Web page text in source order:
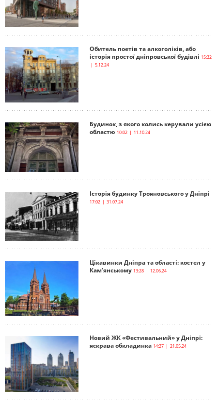
Обитель поетів та алкоголіків, або
історія простої дніпровської будівлі 15:32
| 5.12.24
Будинок, з якого колись керували усією
областю 10:02 | 11.10.24
Історія будинку Трояновського у Дніпрі
17:02 | 31.07.24
Цікавинки Дніпра та області: костел у
Кам’янському 13:28 | 12.06.24
Новий ЖК «Фестивальний» у Дніпрі:
яскрава обкладинка 14:27 | 21.05.24